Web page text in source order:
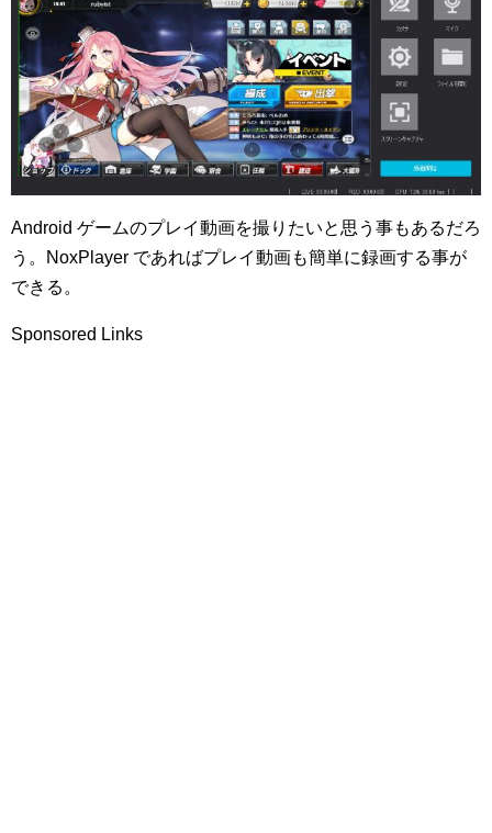
Android ゲームのプレイ動画を撮りたいと思う事もあるだろ
う。NoxPlayer であればプレイ動画も簡単に録画する事が
できる。
Sponsored Links